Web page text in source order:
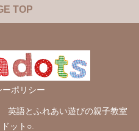
TOP
ーポリシー
語とふれあい遊びの親子教室
ット○.